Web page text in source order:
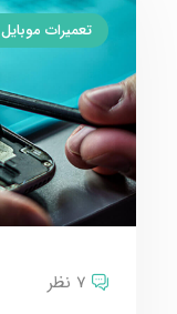
تعمیرات موبایل
7 نظر